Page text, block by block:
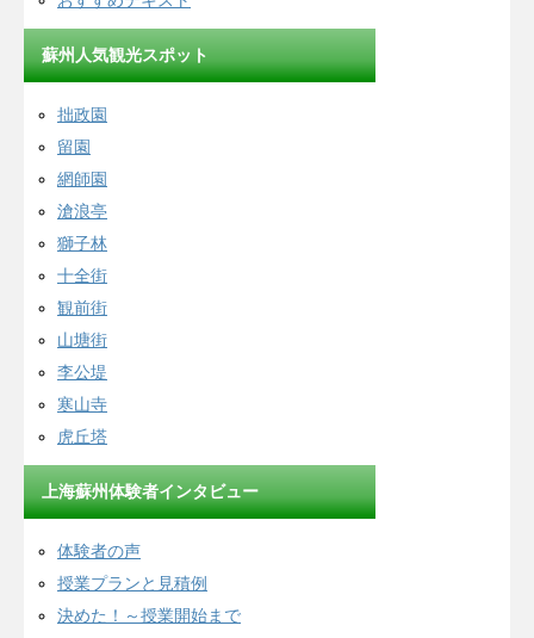
蘇州人気観光スポット
拙政園
留園
網師園
滄浪亭
獅子林
十全街
観前街
山塘街
李公堤
寒山寺
虎丘塔
上海蘇州体験者インタビュー
体験者の声
授業プランと見積例
決めた！～授業開始まで